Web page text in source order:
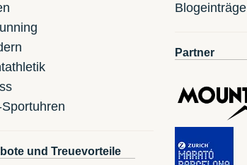
und Treuevorteile
Blogeinträge
Partner